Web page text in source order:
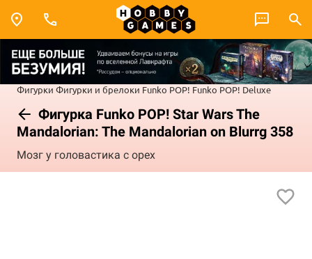
Фигурки Фигурки и брелоки Funko POP! Funko POP! Deluxe
Фигурка Funko POP! Star Wars The
Mandalorian: The Mandalorian on Blurrg 358
Мозг у головастика с орех